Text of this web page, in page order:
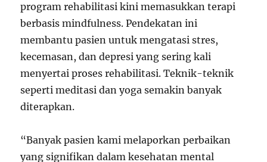
program rehabilitasi kini memasukkan terapi
berbasis mindfulness. Pendekatan ini
membantu pasien untuk mengatasi stres,
kecemasan, dan depresi yang sering kali
menyertai proses rehabilitasi. Teknik-teknik
seperti meditasi dan yoga semakin banyak
diterapkan.
“Banyak pasien kami melaporkan perbaikan
yang signifikan dalam kesehatan mental